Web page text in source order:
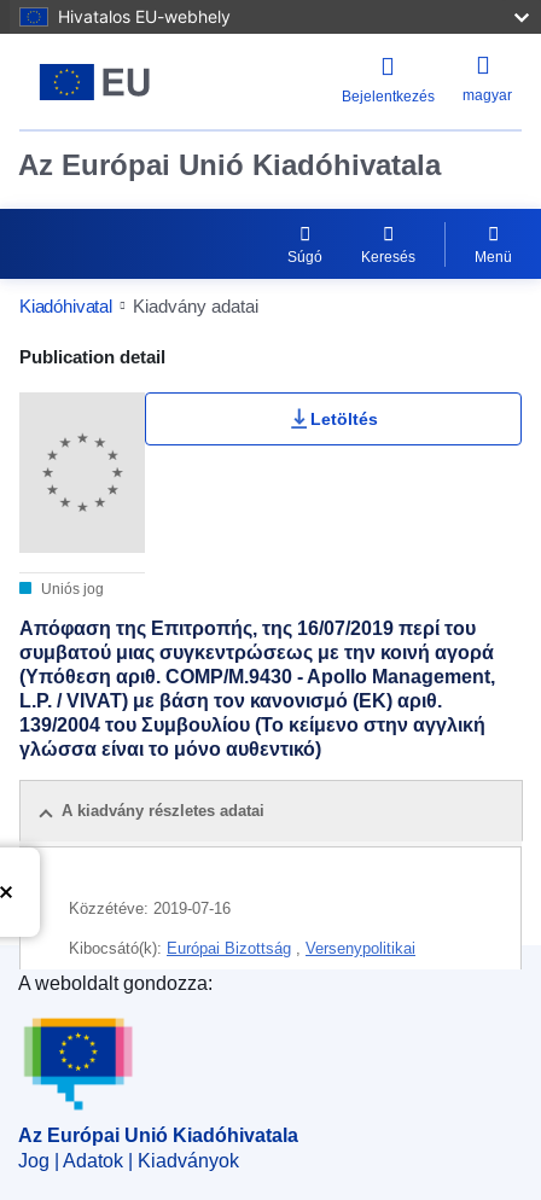
Hivatalos EU-webhely
Bejelentkezés magyar
Az Európai Unió Kiadóhivatala
Súgó Keresés Menü
Kiadóhivatal Kiadvány adatai
Publication Detail Actions Portlet
Publication detail
Uniós jog
Letöltés
Απόφαση της Επιτροπής, της 16/07/2019 περί του
συμβατού μιας συγκεντρώσεως με την κοινή αγορά
(Υπόθεση αριθ. COMP/M.9430 - Apollo Management,
L.P. / VIVAT) με βάση τον κανονισμό (ΕΚ) αριθ.
139/2004 του Συμβουλίου (Το κείμενο στην αγγλική
γλώσσα είναι το μόνο αυθεντικό)
A kiadvány részletes adatai
Közzétéve: 2019-07-16
Kibocsátó(k): Európai Bizottság
Versenypolitikai
Főigazgatóság(Európai Bizottság
CELEX : 32019M9430
IMMC : M.9430
Az Európai Unió Kiadóhivatala
A weboldalt gondozza:
Az Európai Unió Kiadóhivatala
Jog | Adatok | Kiadványok